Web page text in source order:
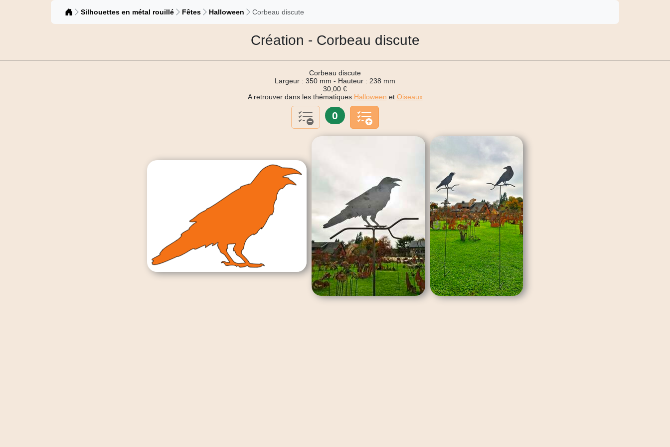
Catalogue
Silhouettes en métal rouillé Fêtes Halloween Corbeau discute
Création - Corbeau discute
Corbeau discute
Largeur : 350 mm - Hauteur : 238 mm
30,00 €
A retrouver dans les thématiques Halloween et Oiseaux
0